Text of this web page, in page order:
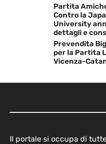
Partita
Contro la
University
dettagli e
Prevendita
per la Partita
Vicenza-
Il portale si occupa di